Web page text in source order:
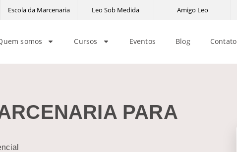
Escola da Marcenaria Leo Sob Medida Amigo Leo
somos Cursos Eventos Blog Contato
PARA